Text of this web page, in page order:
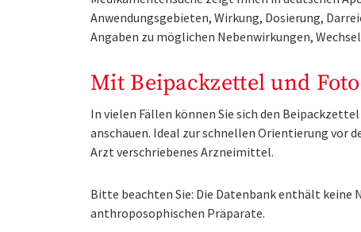
Anwendungsgebieten, Wirkung, Dosierung,
Angaben zu möglichen Nebenwirkungen,
Mit Beipackzettel und
In vielen Fällen können Sie sich den
anschauen. Ideal zur schnellen Orientierung vor
Arzt verschriebenes Arzneimittel.
Bitte beachten Sie: Die Datenbank enthält
anthroposophischen Präparate.